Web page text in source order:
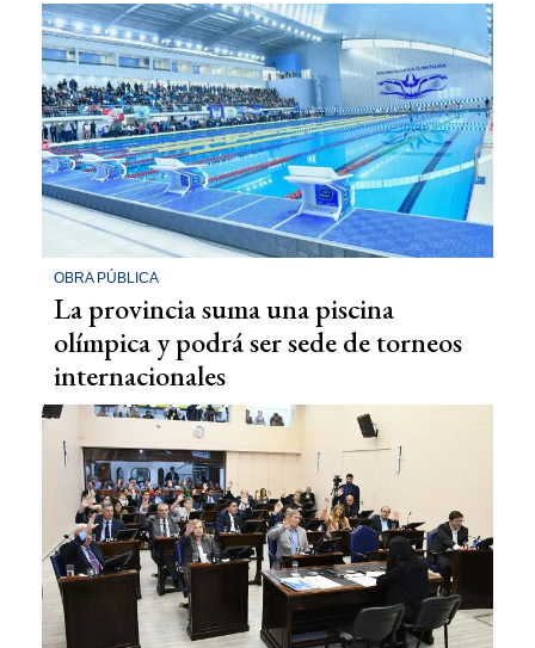
OBRA PÚBLICA
La provincia suma una piscina
olímpica y podrá ser sede de torneos
internacionales